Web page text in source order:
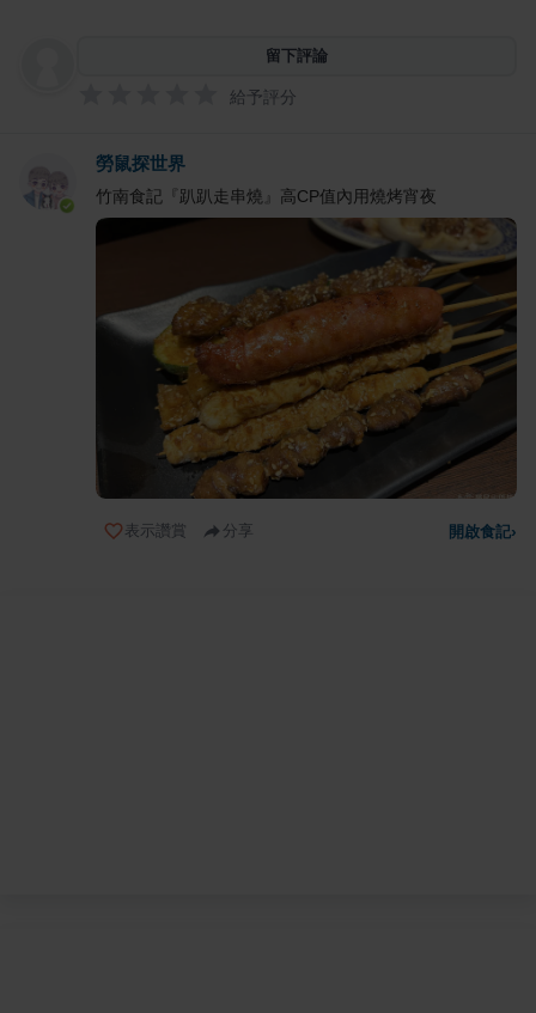
留下評論
給予評分
勞鼠探世界
竹南食記『趴趴走串燒』高CP值內用燒烤宵夜
表示讚賞 分享 開啟食記›